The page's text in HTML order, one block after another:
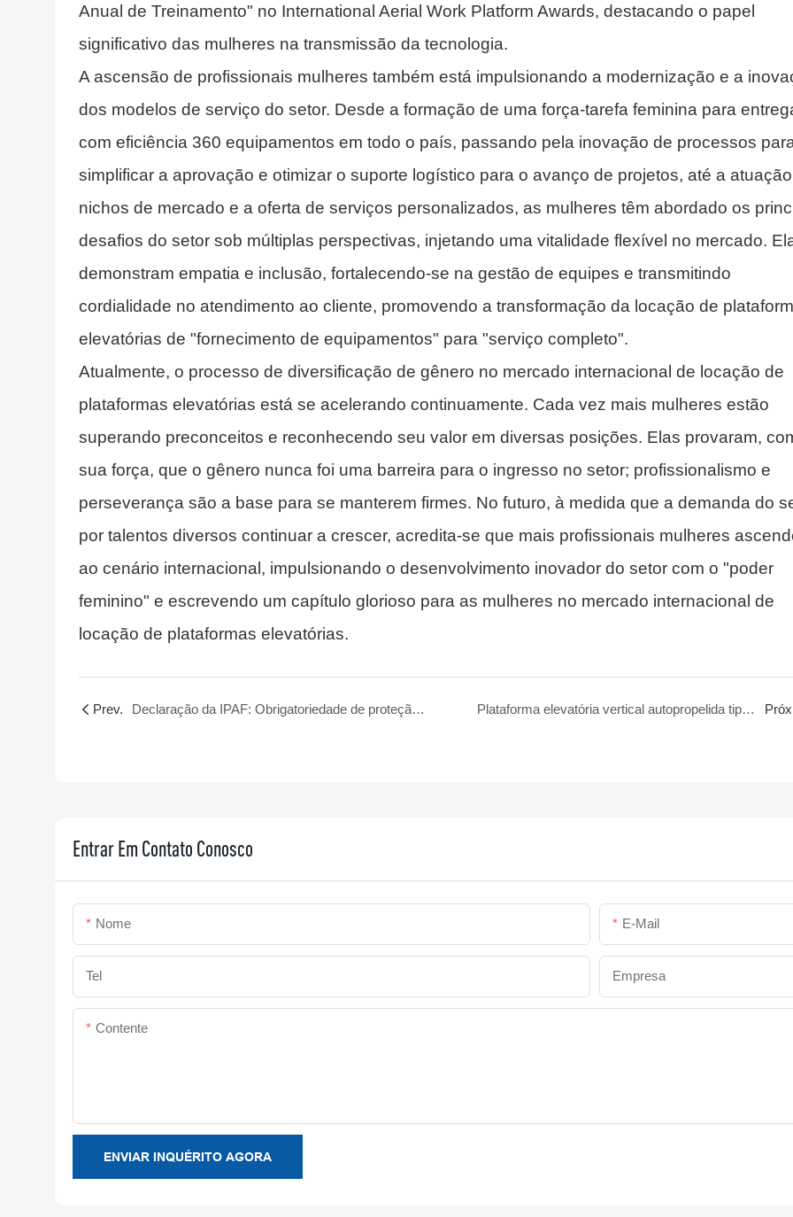
Anual de Treinamento" no International Aerial Work Platform Awards, destacando o papel
significativo das mulheres na transmissão da tecnologia.
A ascensão de profissionais mulheres também está impulsionando a modernização e a
dos modelos de serviço do setor. Desde a formação de uma força-tarefa feminina para
com eficiência 360 equipamentos em todo o país, passando pela inovação de processos
simplificar a aprovação e otimizar o suporte logístico para o avanço de projetos, até a
nichos de mercado e a oferta de serviços personalizados, as mulheres têm abordado os
desafios do setor sob múltiplas perspectivas, injetando uma vitalidade flexível no mercado.
demonstram empatia e inclusão, fortalecendo-se na gestão de equipes e transmitindo
cordialidade no atendimento ao cliente, promovendo a transformação da locação de
elevatórias de "fornecimento de equipamentos" para "serviço completo".
Atualmente, o processo de diversificação de gênero no mercado internacional de locação de
plataformas elevatórias está se acelerando continuamente. Cada vez mais mulheres estão
superando preconceitos e reconhecendo seu valor em diversas posições. Elas provaram,
sua força, que o gênero nunca foi uma barreira para o ingresso no setor; profissionalismo e
perseverança são a base para se manterem firmes. No futuro, à medida que a demanda do
por talentos diversos continuar a crescer, acredita-se que mais profissionais mulheres
ao cenário internacional, impulsionando o desenvolvimento inovador do setor com o "poder
feminino" e escrevendo um capítulo glorioso para as mulheres no mercado internacional de
locação de plataformas elevatórias.
Prev. Declaração da IPAF: Obrigatoriedade de proteção secundária para plataformas elevatórias tipo tesoura. Plataforma elevatória vertical autopropelida tipo empilhadeira com braço articulado - Hi12N
Entrar Em Contato Conosco
Nome E-Mail
Tel Empresa
Contente
ENVIAR INQUÉRITO AGORA